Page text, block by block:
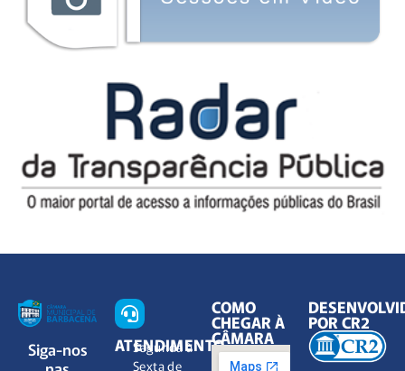
Siga-nos
ATENDIMENTO
Segunda à
Sexta de
COMO
CHEGAR À
CÂMARA
POR CR2